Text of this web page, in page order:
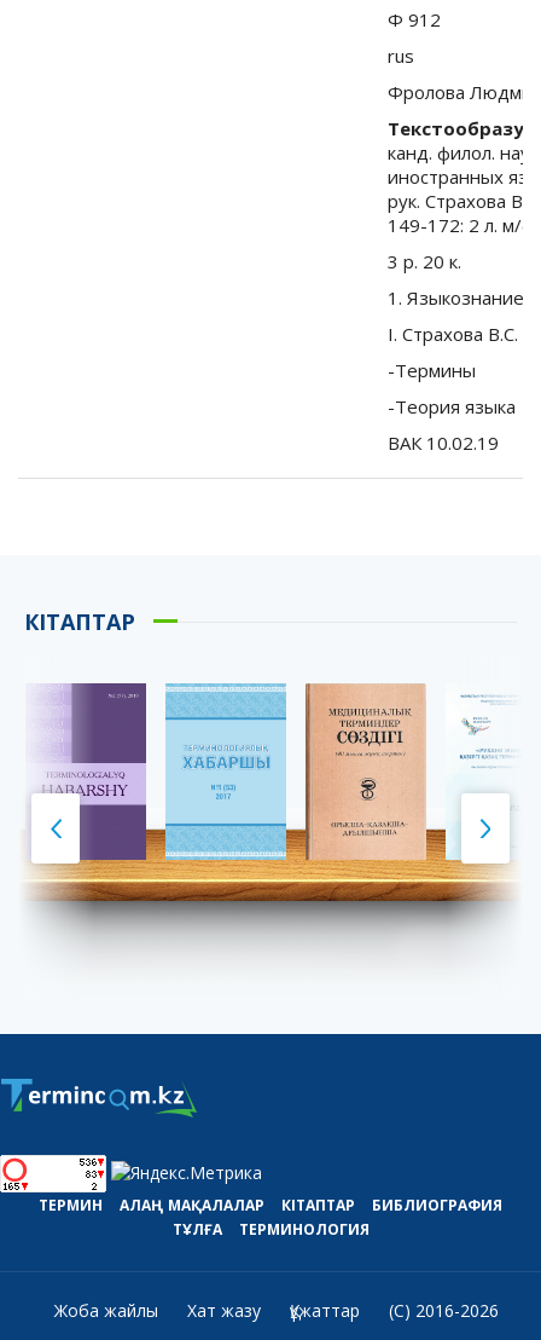
Ф 912
rus
Фролова
канд. филол.
иностранных
рук. Страхова
149-172: 2 л. м/ф
3 р. 20 к.
1. Языкознание
I. Страхова В.С.
-Термины
-Теория языка
ВАК 10.02.19
КІТАПТАР
ТЕРМИН АЛАҢ МАҚАЛАЛАР КІТАПТАР
БИБЛИОГРАФИЯ
ТҰЛҒА
ТЕРМИНОЛОГИЯ
Жоба жайлы Хат жазу Құжаттар
(C) 2016-2026